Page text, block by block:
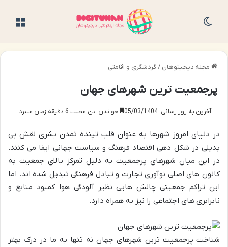
مجله دیجیتوهان /گردشگری و اقامتی
پرجمعیت ترین شهرهای جهان
آخرین به روز رسانی: 05/03/1404 خواندن این مطلب 6 دقیقه زمان میبرد
در دنیای امروز شهرها به عنوان قلب تپنده تمدن بشری نقش بی
بدیلی در شکل دهی اقتصاد فرهنگ و سیاست جهانی ایفا می کنند.
در این میان شهرهای پرجمعیت به دلیل تمرکز بالای جمعیت به
کانون های اصلی نوآوری تجارت و تبادل فرهنگی تبدیل شده اند. اما
این تراکم جمعیتی چالش هایی نظیر آلودگی هوا کمبود منابع و
نابرابری های اجتماعی را نیز به همراه دارد.
شناخت پرجمعیت ترین شهرهای جهان نه تنها به ما در درک بهتر